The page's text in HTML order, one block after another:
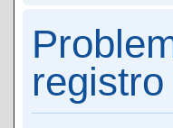
registro